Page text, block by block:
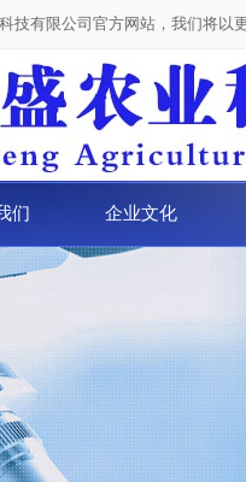
技有限公司官方网站，我们将以
们 企业文化